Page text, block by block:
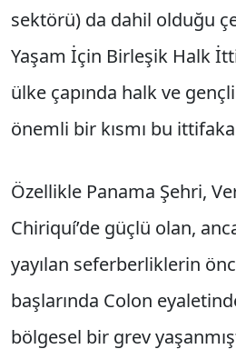
sektörü) da dahil olduğu
Yaşam İçin Birleşik Halk
ülke çapında halk ve
önemli bir kısmı bu ittifaka
Özellikle Panama Şehri,
Chiriquí’de güçlü olan,
yayılan seferberliklerin
başlarında Colon
bölgesel bir grev